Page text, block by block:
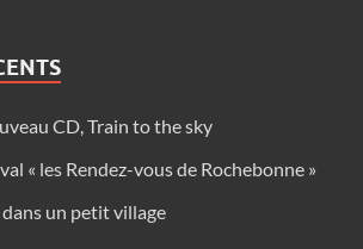
CD, Train to the sky
« les Rendez-vous de Rochebonne »
un petit village